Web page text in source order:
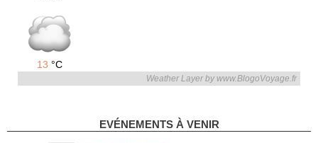
13 °C
Weather Layer by www.BlogoVoyage.fr
EVÉNEMENTS À VENIR